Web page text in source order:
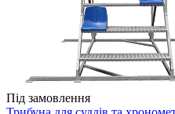
Під замовлення